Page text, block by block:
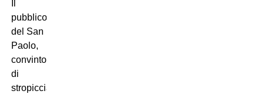
pubblico
del San
Paolo,
convinto
di
stropicciarsi